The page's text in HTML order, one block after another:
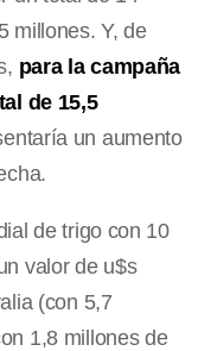
millones. Y, de
para la campaña
de 15,5
un aumento
de trigo con 10
valor de u$s
(con 5,7
1,8 millones de